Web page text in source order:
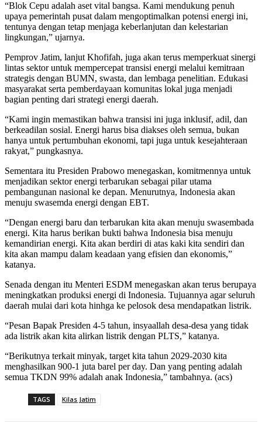
“Blok Cepu adalah aset vital bangsa. Kami mendukung penuh
upaya pemerintah pusat dalam mengoptimalkan potensi energi ini,
tentunya dengan tetap menjaga keberlanjutan dan kelestarian
lingkungan,” ujarnya.
Pemprov Jatim, lanjut Khofifah, juga akan terus memperkuat sinergi
lintas sektor untuk mempercepat transisi energi melalui kemitraan
strategis dengan BUMN, swasta, dan lembaga penelitian. Edukasi
masyarakat serta pemberdayaan komunitas lokal juga menjadi
bagian penting dari strategi energi daerah.
“Kami ingin memastikan bahwa transisi ini juga inklusif, adil, dan
berkeadilan sosial. Energi harus bisa diakses oleh semua, bukan
hanya untuk pertumbuhan ekonomi, tapi juga untuk kesejahteraan
rakyat,” pungkasnya.
Sementara itu Presiden Prabowo menegaskan, komitmennya untuk
menjadikan sektor energi terbarukan sebagai pilar utama
pembangunan nasional ke depan. Menurutnya, Indonesia akan
menuju swasemda energi dengan EBT.
“Dengan energi baru dan terbarukan kita akan menuju swasembada
energi. Kita harus berikan bukti bahwa Indonesia bisa menuju
kemandirian energi. Kita akan berdiri di atas kaki kita sendiri dan
kita akan mampu dalam keadaan yang efisien dan ekonomis,”
katanya.
Senada dengan itu Menteri ESDM menegaskan akan terus berupaya
meningkatkan produksi energi di Indonesia. Tujuannya agar seluruh
daerah mulai dari kota hinhga ke pelosok desa mendapatkan listrik.
“Pesan Bapak Presiden 4-5 tahun, insyaallah desa-desa yang tidak
ada listrik akan kita alirkan listrik dengan PLTS,” katanya.
“Berikutnya terkait minyak, target kita tahun 2029-2030 kita
menghasilkan 900-1 juta barel per day. Dan yang penting adalah
semua TKDN 99% adalah anak Indonesia,” tambahnya. (acs)
TAGS Kilas Jatim